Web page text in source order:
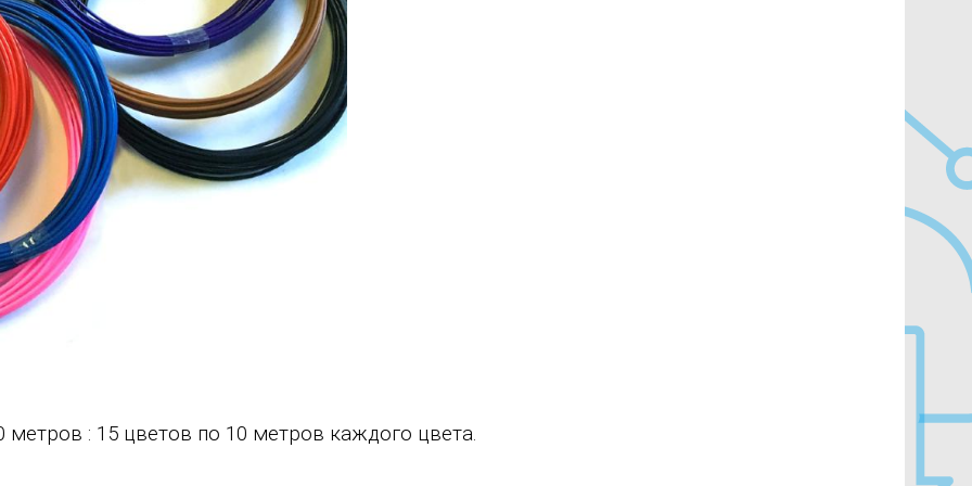
метров : 15 цветов по 10 метров каждого цвета.